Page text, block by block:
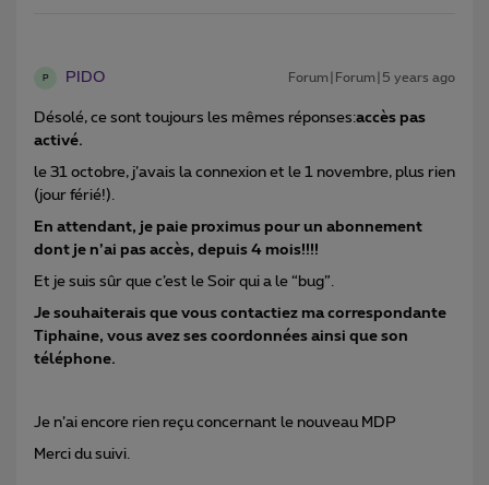
P PIDO Forum|Forum|5 years ago
Désolé, ce sont toujours les mêmes réponses:accès pas
activé.
le 31 octobre, j’avais la connexion et le 1 novembre, plus rien
(jour férié!).
En attendant, je paie proximus pour un abonnement
dont je n’ai pas accès, depuis 4 mois!!!!
Et je suis sûr que c’est le Soir qui a le “bug”.
Je souhaiterais que vous contactiez ma correspondante
Tiphaine, vous avez ses coordonnées ainsi que son
téléphone.
Je n’ai encore rien reçu concernant le nouveau MDP
Merci du suivi.